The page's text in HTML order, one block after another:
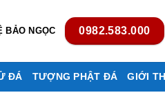
BẢO NGỌC 0982.583.000
ĐÁ TƯỢNG PHẬT ĐÁ GIỚI